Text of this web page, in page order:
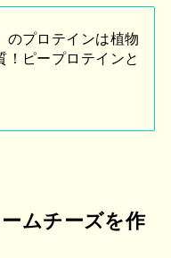
のプロテインは植物
！ピープロテインと
ムチーズを作